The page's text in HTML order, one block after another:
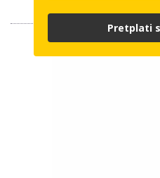
Pretplati